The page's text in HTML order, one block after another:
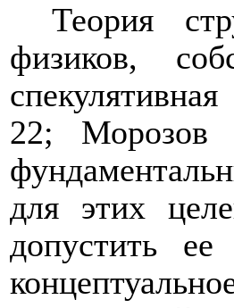
Теория
физиков,
22; Морозов
для этих
допустить